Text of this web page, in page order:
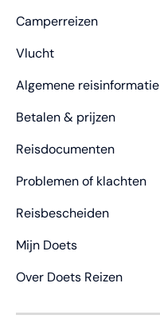
Camperreizen
Vlucht
Algemene reisinformatie
Betalen & prijzen
Reisdocumenten
Problemen of klachten
Reisbescheiden
Mijn Doets
Over Doets Reizen